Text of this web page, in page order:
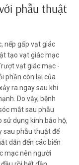
phẫu thuật
nếp gấp vạt giác
tạo vạt giác mạc
vạt giác mạc -
phần còn lại của
ra ngay sau khi
Do vậy, bệnh
mắt sau phẫu
sử dụng kính bảo hộ,
sau phẫu thuật để
dẫn đến các biến
mạc nên người